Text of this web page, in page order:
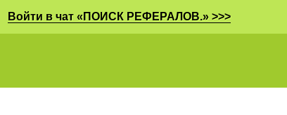
Войти в чат «ПОИСК РЕФЕРАЛОВ.» >>>